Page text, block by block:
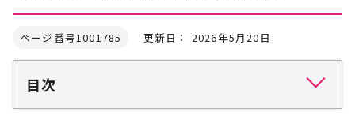
ページ番号1001785 更新日： 2026年5月20日
目次